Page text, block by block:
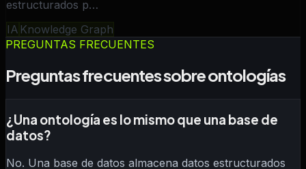
estructurados p…
IA Knowledge Graph
PREGUNTAS FRECUENTES
Preguntas frecuentes sobre ontologías
¿Una ontología es lo mismo que una base de
datos?
No. Una base de datos almacena datos estructurados